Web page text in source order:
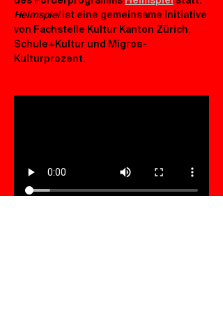
Heimspiel ist eine gemeinsame Initiative
von Fachstelle Kultur Kanton Zürich,
Schule+Kultur und Migros-
Kulturprozent.